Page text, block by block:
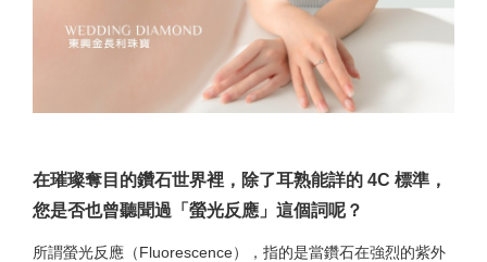
在璀璨奪目的鑽石世界裡，除了耳熟能詳的 4C 標準，
您是否也曾聽聞過「螢光反應」這個詞呢？
所謂螢光反應（Fluorescence），指的是當鑽石在強烈的紫外